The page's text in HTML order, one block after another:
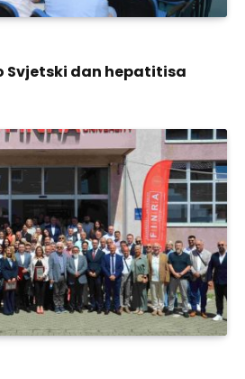
Svjetski dan hepatitisa